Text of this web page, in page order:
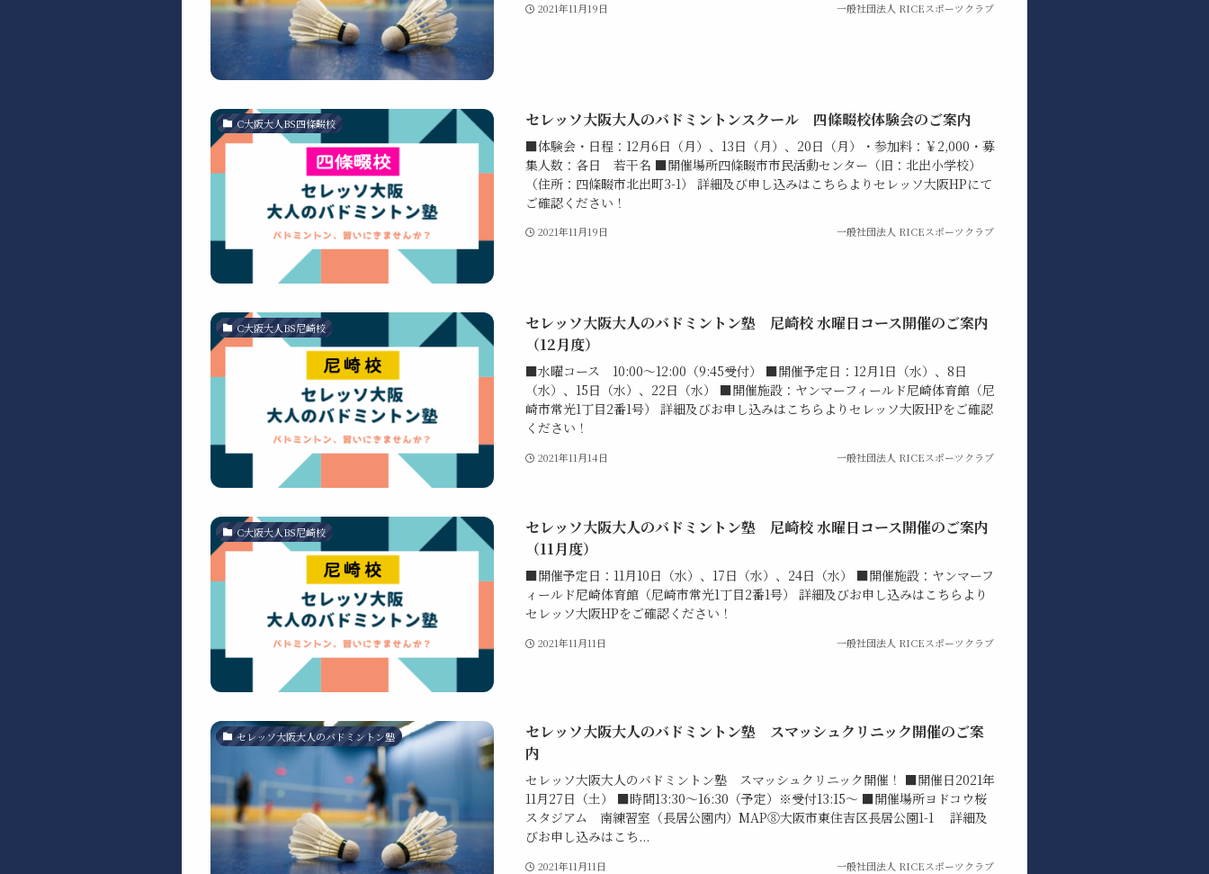
2021年11月19日 一般社団法人 RICEスポーツクラブ
C大阪大人BS四條畷校 セレッソ大阪大人のバドミントンスクール 四條畷校体験会のご案内
■体験会・日程：12月6日（月）、13日（月）、20日（月）・参加料：￥2,000・募
集人数：各日 若干名 ■開催場所四條畷市市民活動センター（旧：北出小学校）
（住所：四條畷市北出町3-1） 詳細及び申し込みはこちらよりセレッソ大阪HPにて
ご確認ください！
2021年11月19日 一般社団法人 RICEスポーツクラブ
C大阪大人BS尼崎校
セレッソ大阪大人のバドミントン塾 尼崎校 水曜日コース開催のご案内
（12月度）
■水曜コース 10:00～12:00（9:45受付） ■開催予定日：12月1日（水）、8日
（水）、15日（水）、22日（水） ■開催施設：ヤンマーフィールド尼崎体育館（尼
崎市常光1丁目2番1号） 詳細及びお申し込みはこちらよりセレッソ大阪HPをご確認
ください！
2021年11月14日 一般社団法人 RICEスポーツクラブ
C大阪大人BS尼崎校
セレッソ大阪大人のバドミントン塾 尼崎校 水曜日コース開催のご案内
（11月度）
■開催予定日：11月10日（水）、17日（水）、24日（水） ■開催施設：ヤンマーフ
ィールド尼崎体育館（尼崎市常光1丁目2番1号） 詳細及びお申し込みはこちらより
セレッソ大阪HPをご確認ください！
2021年11月11日 一般社団法人 RICEスポーツクラブ
セレッソ大阪大人のバドミントン塾
セレッソ大阪大人のバドミントン塾 スマッシュクリニック開催のご案
内
セレッソ大阪大人のバドミントン塾 スマッシュクリニック開催！ ■開催日2021年
11月27日（土） ■時間13:30～16:30（予定）※受付13:15～ ■開催場所ヨドコウ桜
スタジアム 南練習室（長居公園内）MAP⑧大阪市東住吉区長居公園1-1 詳細及
びお申し込みはこち...
2021年11月11日 一般社団法人 RICEスポーツクラブ